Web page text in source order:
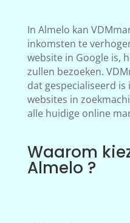
In Almelo kan
inkomsten te
website in Google is,
zullen bezoeken.
dat gespecialiseerd
websites in
alle huidige online
Waarom
Almelo ?